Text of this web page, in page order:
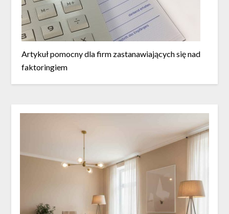
Artykuł pomocny dla firm zastanawiających się nad
faktoringiem